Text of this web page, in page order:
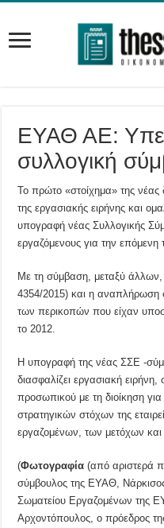
ΕΥΑΘ ΑΕ:
συλλογική
Το πρώτο «στοίχημα» της
της εργασιακής ειρήνης και
υπογραφή νέας Συλλογικής
εργαζόμενους για την επόμενη
Με τη σύμβαση, μεταξύ άλλων,
4354/2015) και η αναπλήρωση
των περικοπών που είχαν
το 2012.
Η υπογραφή της νέας ΣΣΕ -
διασφαλίζει εργασιακή
προσωπικού με τη διοίκηση
στρατηγικών στόχων της
εργαζομένων, των μετόχων
(Φωτογραφία (από αριστερά
σύμβουλος της ΕΥΑΘ,
Σωματείου Εργαζομένων της
Αρχοντόπουλος, ο πρόεδρος